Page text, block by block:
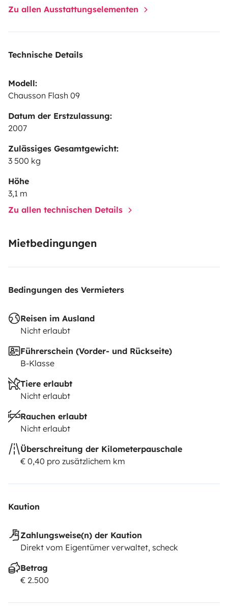
Zu allen Ausstattungselementen
Technische Details
Modell:
Chausson Flash 09
Datum der Erstzulassung:
2007
Zulässiges Gesamtgewicht:
3 500 kg
Höhe
3,1 m
Zu allen technischen Details
Mietbedingungen
Bedingungen des Vermieters
Reisen im Ausland
Nicht erlaubt
Führerschein (Vorder- und Rückseite)
B-Klasse
Tiere erlaubt
Nicht erlaubt
Rauchen erlaubt
Nicht erlaubt
Überschreitung der Kilometerpauschale
€ 0,40 pro zusätzlichem km
Kaution
Zahlungsweise(n) der Kaution
Direkt vom Eigentümer verwaltet, scheck
Betrag
€ 2.500